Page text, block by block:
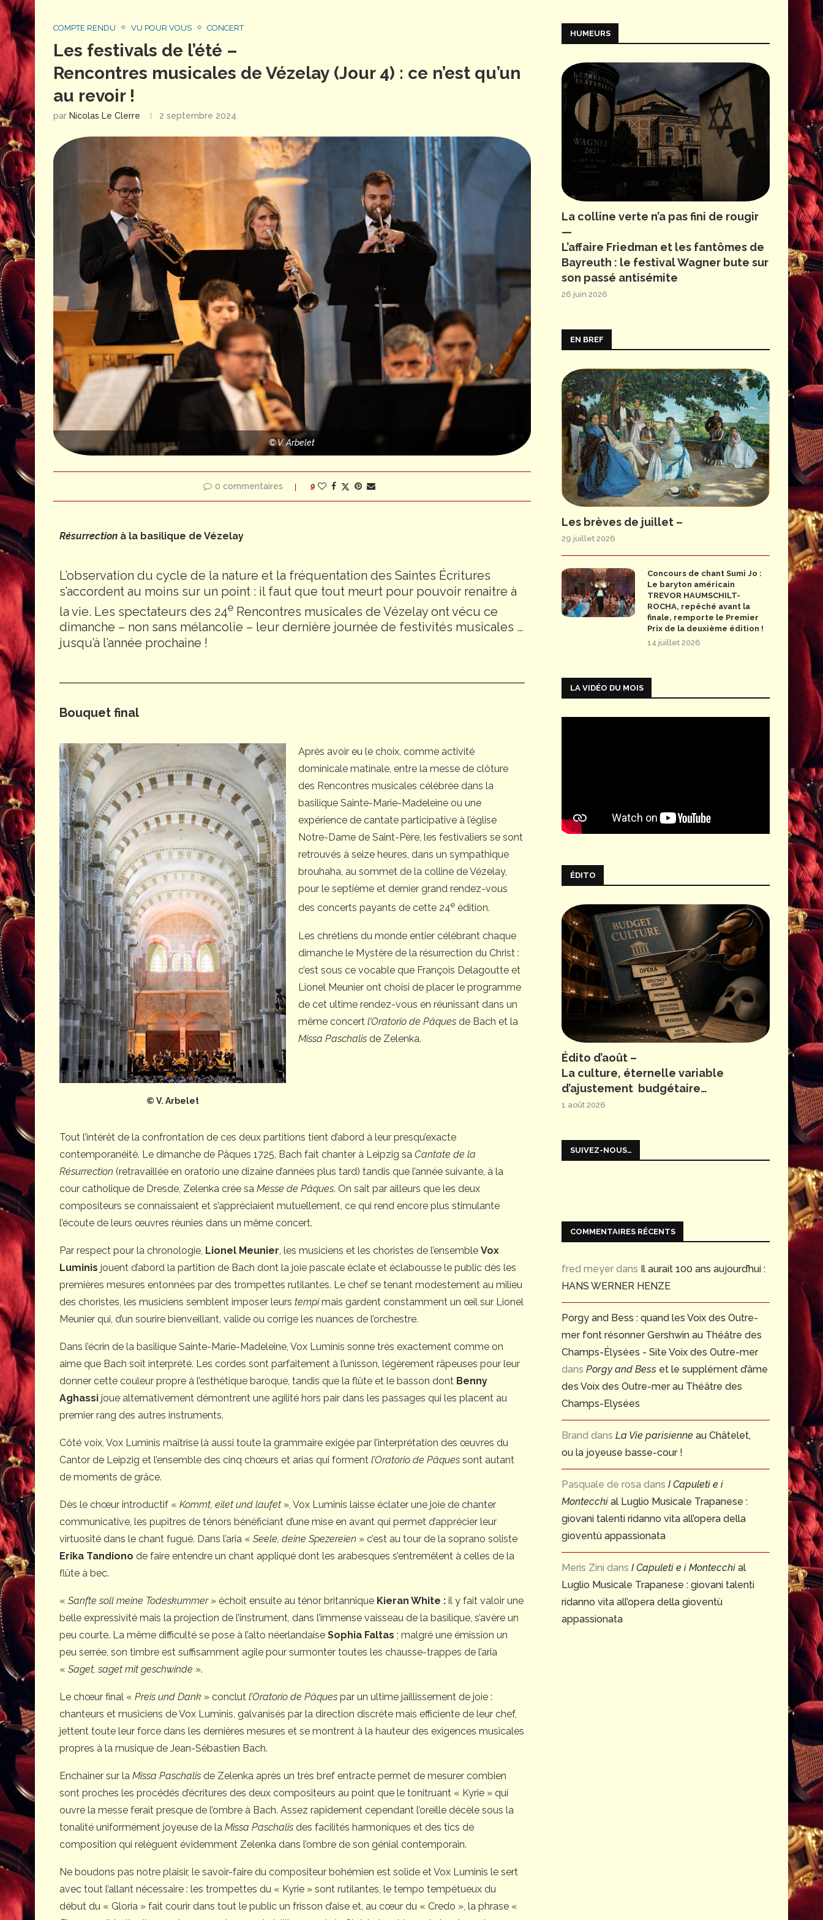
COMPTE RENDU VU POUR VOUS CONCERT
Les festivals de l’été –
Rencontres musicales de Vézelay (Jour 4) : ce n’est qu’un
au revoir !
par Nicolas Le Clerre 2 septembre 2024
© V. Arbelet
0 commentaires 9
Résurrection à la basilique de Vézelay
L’observation du cycle de la nature et la fréquentation des Saintes Écritures
s’accordent au moins sur un point : il faut que tout meurt pour pouvoir renaitre à
la vie. Les spectateurs des 24e Rencontres musicales de Vézelay ont vécu ce
dimanche – non sans mélancolie – leur dernière journée de festivités musicales …
jusqu’à l’année prochaine !
Bouquet final
© V. Arbelet
Après avoir eu le choix, comme activité
dominicale matinale, entre la messe de clôture
des Rencontres musicales célébrée dans la
basilique Sainte-Marie-Madeleine ou une
expérience de cantate participative à l’église
Notre-Dame de Saint-Père, les festivaliers se sont
retrouvés à seize heures, dans un sympathique
brouhaha, au sommet de la colline de Vézelay,
pour le septième et dernier grand rendez-vous
des concerts payants de cette 24eédition.
Les chrétiens du monde entier célébrant chaque
dimanche le Mystère de la résurrection du Christ :
c’est sous ce vocable que François Delagoutte et
Lionel Meunier ont choisi de placer le programme
de cet ultime rendez-vous en réunissant dans un
même concert l’Oratorio de Pâquesde Bach et la
Missa Paschalisde Zelenka.
Tout l’intérêt de la confrontation de ces deux partitions tient d’abord à leur presqu’exacte
contemporanéité. Le dimanche de Pâques 1725, Bach fait chanter à Leipzig sa Cantate de la
Résurrection (retravaillée en oratorio une dizaine d’années plus tard) tandis que l’année suivante, à la
cour catholique de Dresde, Zelenka crée sa Messe de Pâques. On sait par ailleurs que les deux
compositeurs se connaissaient et s’appréciaient mutuellement, ce qui rend encore plus stimulante
l’écoute de leurs œuvres réunies dans un même concert.
Par respect pour la chronologie, Lionel Meunier, les musiciens et les choristes de l’ensemble Vox
Luminis jouent d’abord la partition de Bach dont la joie pascale éclate et éclabousse le public dès les
premières mesures entonnées par des trompettes rutilantes. Le chef se tenant modestement au milieu
des choristes, les musiciens semblent imposer leurs tempimais gardent constamment un œil sur Lionel
Meunier qui, d’un sourire bienveillant, valide ou corrige les nuances de l’orchestre.
Dans l’écrin de la basilique Sainte-Marie-Madeleine, Vox Luminis sonne très exactement comme on
aime que Bach soit interprété. Les cordes sont parfaitement à l’unisson, légèrement râpeuses pour leur
donner cette couleur propre à l’esthétique baroque, tandis que la flûte et le basson dont Benny
Aghassi joue alternativement démontrent une agilité hors pair dans les passages qui les placent au
premier rang des autres instruments.
Côté voix, Vox Luminis maîtrise là aussi toute la grammaire exigée par l’interprétation des œuvres du
Cantor de Leipzig et l’ensemble des cinq chœurs et arias qui forment l’Oratorio de Pâques sont autant
de moments de grâce.
Dès le chœur introductif « Kommt, eilet und laufet », Vox Luminis laisse éclater une joie de chanter
communicative, les pupitres de ténors bénéficiant d’une mise en avant qui permet d’apprécier leur
virtuosité dans le chant fugué. Dans l’aria « Seele, deine Spezereien » c’est au tour de la soprano soliste
Erika Tandiono de faire entendre un chant appliqué dont les arabesques s’entremêlent à celles de la
flûte à bec.
« Sanfte soll meine Todeskummer» échoit ensuite au ténor britannique Kieran White : il y fait valoir une
belle expressivité mais la projection de l’instrument, dans l’immense vaisseau de la basilique, s’avère un
peu courte. La même difficulté se pose à l’alto néerlandaise Sophia Faltas ; malgré une émission un
peu serrée, son timbre est suffisamment agile pour surmonter toutes les chausse-trappes de l’aria
« Saget, saget mit geschwinde ».
Le chœur final « Preis und Dank » conclut l’Oratorio de Pâques par un ultime jaillissement de joie :
chanteurs et musiciens de Vox Luminis, galvanisés par la direction discrète mais efficiente de leur chef,
jettent toute leur force dans les dernières mesures et se montrent à la hauteur des exigences musicales
propres à la musique de Jean-Sébastien Bach.
Enchainer sur la Missa Paschalis de Zelenka après un très bref entracte permet de mesurer combien
sont proches les procédés d’écritures des deux compositeurs au point que le tonitruant « Kyrie » qui
ouvre la messe ferait presque de l’ombre à Bach. Assez rapidement cependant l’oreille décèle sous la
tonalité uniformément joyeuse de la Missa Paschalis des facilités harmoniques et des tics de
composition qui relèguent évidemment Zelenka dans l’ombre de son génial contemporain.
Ne boudons pas notre plaisir, le savoir-faire du compositeur bohémien est solide et Vox Luminis le sert
avec tout l’allant nécessaire : les trompettes du « Kyrie » sont rutilantes, le tempo tempétueux du
début du « Gloria » fait courir dans tout le public un frisson d’aise et, au cœur du « Credo », la phrase «
HUMEURS
La colline verte n’a pas fini de rougir
—
L’affaire Friedman et les fantômes de
Bayreuth : le festival Wagner bute sur
son passé antisémite
26 juin 2026
EN BREF
Les brèves de juillet –
29 juillet 2026
Concours de chant Sumi Jo :
Le baryton américain
TREVOR HAUMSCHILT-
ROCHA, repêché avant la
finale, remporte le Premier
Prix de la deuxième édition !
14 juillet 2026
LA VIDÉO DU MOIS
ÉDITO
Édito d’août –
La culture, éternelle variable
d’ajustement budgétaire…
1 août 2026
SUIVEZ-NOUS…
COMMENTAIRES RÉCENTS
fred meyer dans Il aurait 100 ans aujourd’hui :
HANS WERNER HENZE
Porgy and Bess : quand les Voix des Outre-
mer font résonner Gershwin au Théâtre des
Champs-Élysées - Site Voix des Outre-mer
dans Porgy and Bess et le supplément d’âme
des Voix des Outre-mer au Théâtre des
Champs-Elysées
Brand dans La Vie parisienne au Châtelet,
ou la joyeuse basse-cour !
Pasquale de rosa dans I Capuleti e i
Montecchi al Luglio Musicale Trapanese :
giovani talenti ridanno vita all’opera della
gioventù appassionata
Meris Zini dans I Capuleti e i Montecchi al
Luglio Musicale Trapanese : giovani talenti
ridanno vita all’opera della gioventù
appassionata